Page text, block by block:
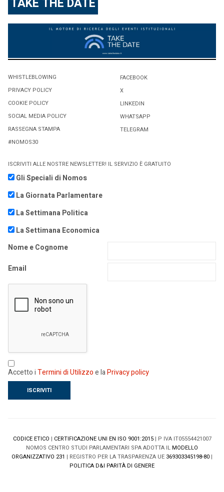
TAKE THE DATE
WHISTLEBLOWING
PRIVACY POLICY
COOKIE POLICY
SOCIAL MEDIA POLICY
RASSEGNA STAMPA
#NOMOS30
FACEBOOK
X
LINKEDIN
WHATSAPP
TELEGRAM
ISCRIVITI ALLE NOSTRE NEWSLETTER! IL SERVIZIO È GRATUITO
Gli Speciali di Nomos
La Giornata Parlamentare
La Settimana Politica
La Settimana Economica
Nome e Cognome
Email
Accetto iTermini di Utilizzoe laPrivacy policy
CODICE ETICO | CERTIFICAZIONE UNI EN ISO 9001:2015| P IVA IT05554421007
NOMOS CENTRO STUDI PARLAMENTARI SPA ADOTTA IL MODELLO
ORGANIZZATIVO 231 | REGISTRO PER LA TRASPARENZA UE 369303345198-80 |
POLITICA D&I PARITÀ DI GENERE